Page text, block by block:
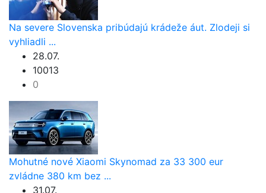
Na severe Slovenska pribúdajú krádeže áut. Zlodeji si
vyhliadli ...
28.07.
10013
0
Mohutné nové Xiaomi Skynomad za 33 300 eur
zvládne 380 km bez ...
31.07.